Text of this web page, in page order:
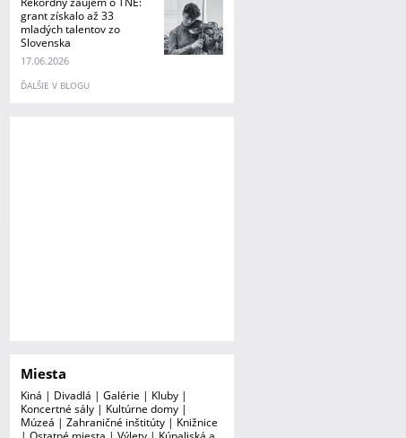
grant získalo až 33
mladých talentov zo
Slovenska
17.06.2026
ĎALŠIE V BLOGU
Miesta
Kiná | Divadlá | Galérie | Kluby |
Koncertné sály | Kultúrne domy |
Múzeá | Zahraničné inštitúty | Knižnice